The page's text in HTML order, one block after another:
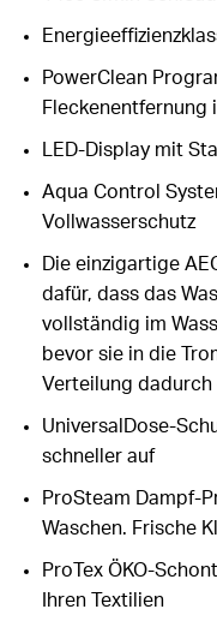
PowerClean
Fleckenentfernung
LED-Display mit
Aqua Control
Vollwasserschutz
Die einzigartige
dafür, dass das
vollständig im
bevor sie in die
Verteilung dadurch
UniversalDose-
schneller auf
ProSteam Dampf-
Waschen. Frische
ProTex ÖKO-
Ihren Textilien